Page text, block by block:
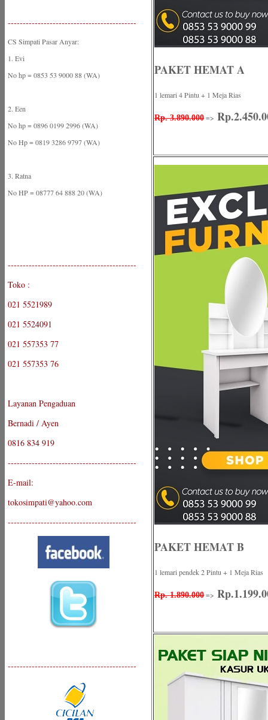
-------------------------------------------
CS Simpati Pasar Anyar:
1. Evi
No hp = 0853 53 9000 88 (WA)
2. Een
No hp = 0896 0199 2996 (WA)
No Hp = 0819 3286 9797 (WA)
3. Ratna
No HP = 08777 64 888 20 (WA)
-------------------------------------------
Toko :
021 5521989
021 5524091
021 557353 77
021 557353 76
Layanan Pengaduan
Bernadi / Ayen
0816 834 919
-------------------------------------------
E-mail:
tokosimpati@yahoo.com
-------------------------------------------
-------------------------------------------
PAKET HEMAT A
1 lemari 4 Pintu + 1 Meja Rias
Rp. 3.890.000 =>
PAKET HEMAT B
1 lemari pendek 2 Pintu + 1 Meja Rias
Rp. 1.890.000 =>